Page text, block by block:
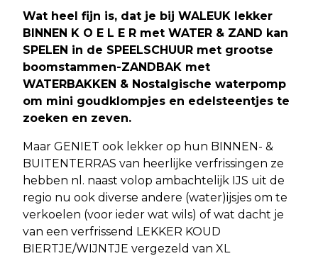
Wat heel fijn is, dat je bij WALEUK lekker
BINNEN K O E L E R met WATER & ZAND kan
SPELEN in de SPEELSCHUUR met grootse
boomstammen-ZANDBAK met
WATERBAKKEN & Nostalgische waterpomp
om mini goudklompjes en edelsteentjes te
zoeken en zeven.
Maar GENIET ook lekker op hun BINNEN- &
BUITENTERRAS van heerlijke verfrissingen ze
hebben nl. naast volop ambachtelijk IJS uit de
regio nu ook diverse andere (water)ijsjes om te
verkoelen (voor ieder wat wils) of wat dacht je
van een verfrissend LEKKER KOUD
BIERTJE/WIJNTJE vergezeld van XL